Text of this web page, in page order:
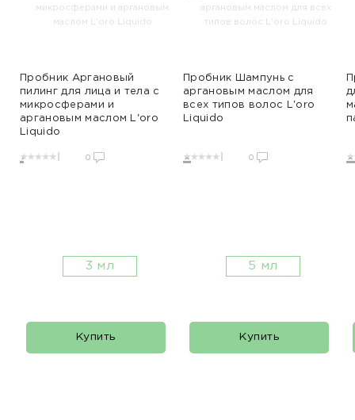
Пробник Аргановый
пилинг для лица и тела с
микросферами и
аргановым маслом L'oro
Liquido
0
3 мл
Купить
Пробник Шампунь с
аргановым маслом для
всех типов волос L'oro
Liquido
0
5 мл
Купить